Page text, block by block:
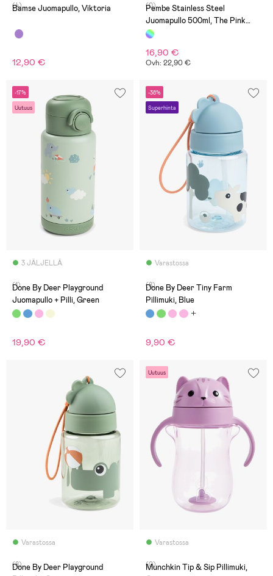
(4)
Bamse Juomapullo, Viktoria
12,90 €
(0)
Pembe Stainless Steel
Juomapullo 500ml, The Pink
Cat
16,90 €
Ovh: 22,90 €
-17%
Uutuus
3 JÄLJELLÄ
(1)
Done By Deer Playground
Juomapullo + Pilli, Green
19,90 €
-38%
Superhinta
Varastossa
(8)
Done By Deer Tiny Farm
Pillimuki, Blue
9,90 €
Varastossa
(8)
Done By Deer Playground
Uutuus
Varastossa
(0)
Munchkin Tip & Sip Pillimuki,